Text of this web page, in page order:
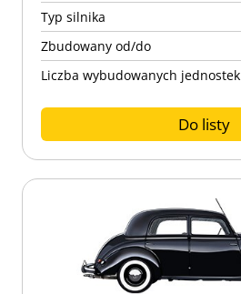
Typ silnika
Zbudowany od/do
Liczba wybudowanych jednostek
Do listy